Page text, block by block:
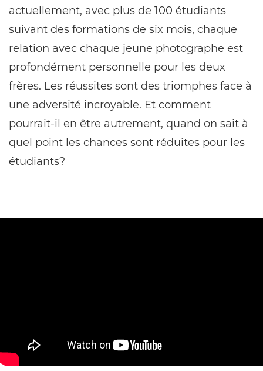
actuellement, avec plus de 100 étudiants
suivant des formations de six mois, chaque
relation avec chaque jeune photographe est
profondément personnelle pour les deux
frères. Les réussites sont des triomphes face à
une adversité incroyable. Et comment
pourrait-il en être autrement, quand on sait à
quel point les chances sont réduites pour les
étudiants?